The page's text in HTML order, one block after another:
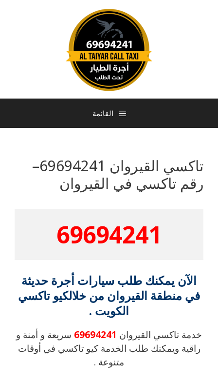
القائمة
تاكسي القيروان 69694241–
رقم تاكسي في القيروان
69694241
الآن يمكنك طلب سيارات أجرة حديثة
في منطقة القيروان من خلالكيو تاكسي
الكويت .
خدمة تاكسي القيروان 69694241 سريعة و أمنة و
راقية ويمكنك طلب الخدمة كيو تاكسي في أوقات
متنوعة .